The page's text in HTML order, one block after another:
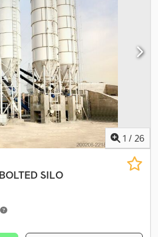
kg, Gamybos metai:2005
stabdžių sistema), elektrinis langų
programa (ESP), oro
priešrūkiniai žibintai, spoileris,
1 / 26
SILO